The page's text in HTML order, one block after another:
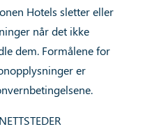
Hotels sletter eller
når det ikke
dem. Formålene for
er